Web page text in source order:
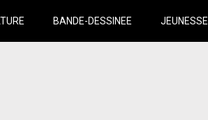
BANDE-DESSINEE JEUNESSE